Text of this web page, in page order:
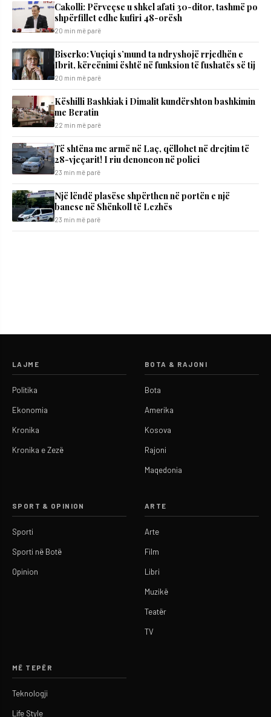
Cakolli: Përveçse u shkel afati 30-ditor, tashmë po
shpërfillet edhe kufiri 48-orësh
20 min më parë
Biserko: Vuçiqi s’mund ta ndryshojë rrjedhën e
Ibrit, kërcënimi është në funksion të fushatës së tij
20 min më parë
Këshilli Bashkiak i Dimalit kundërshton bashkimin
me Beratin
22 min më parë
Të shtëna me armë në Laç, qëllohet në drejtim të
28-vjeçarit! I riu denoncon në polici
23 min më parë
Një lëndë plasëse shpërthen në portën e një
banese në Shënkoll të Lezhës
23 min më parë
LAJME
Politika
Ekonomia
Kronika
Kronika e Zezë
BOTA & RAJONI
Bota
Amerika
Kosova
Rajoni
Maqedonia
SPORT & OPINION
Sporti
Sporti në Botë
Opinion
ARTE
Arte
Film
Libri
Muzikë
Teatër
TV
MË TEPËR
Teknologji
Life Style